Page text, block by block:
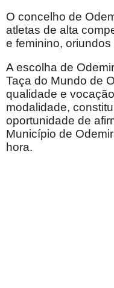
O concelho de
atletas de alta
e feminino,
A escolha de
Taça do Mundo de
qualidade e
modalidade,
oportunidade de
Município de
hora.